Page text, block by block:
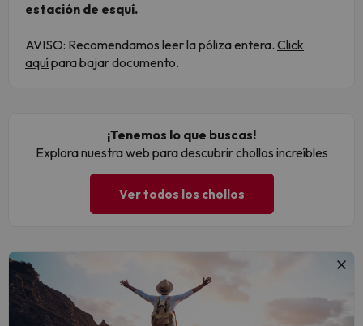
estación de esquí.
AVISO: Recomendamos leer la póliza entera. Click
aquípara bajar documento.
¡Tenemos lo que buscas!
Explora nuestra web para descubrir chollos increíbles
Ver todos los chollos